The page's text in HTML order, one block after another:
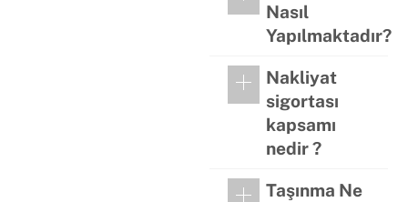
Nasıl
Yapılmaktadır?
Nakliyat
sigortası
kapsamı
nedir ?
Taşınma Ne